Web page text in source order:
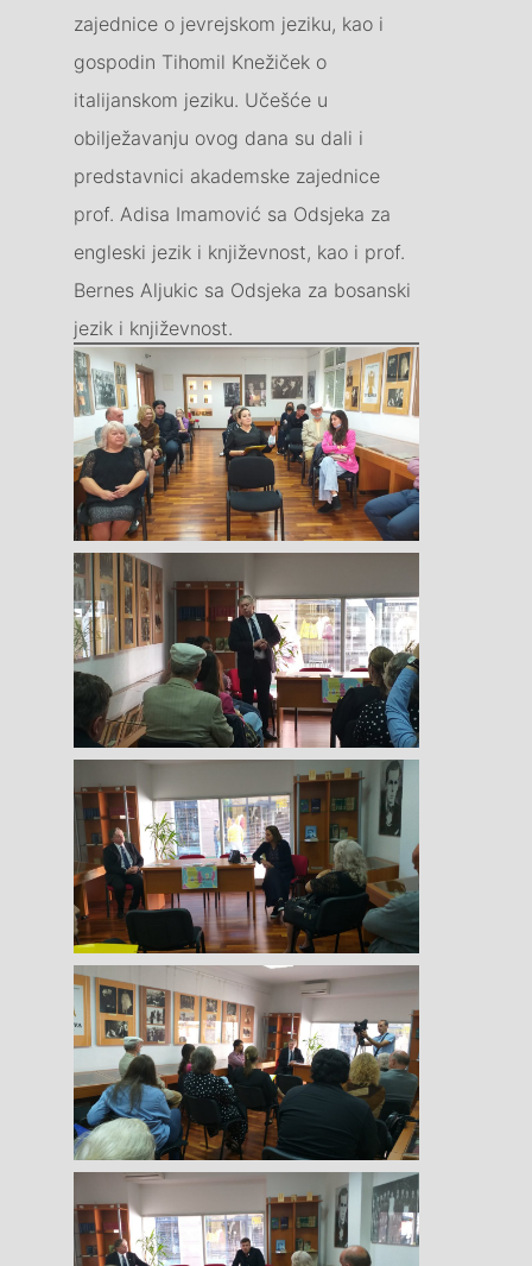
zajednice o jevrejskom jeziku, kao i
gospodin Tihomil Knežiček o
italijanskom jeziku. Učešće u
obilježavanju ovog dana su dali i
predstavnici akademske zajednice
prof. Adisa Imamović sa Odsjeka za
engleski jezik i književnost, kao i prof.
Bernes Aljukic sa Odsjeka za bosanski
jezik i književnost.